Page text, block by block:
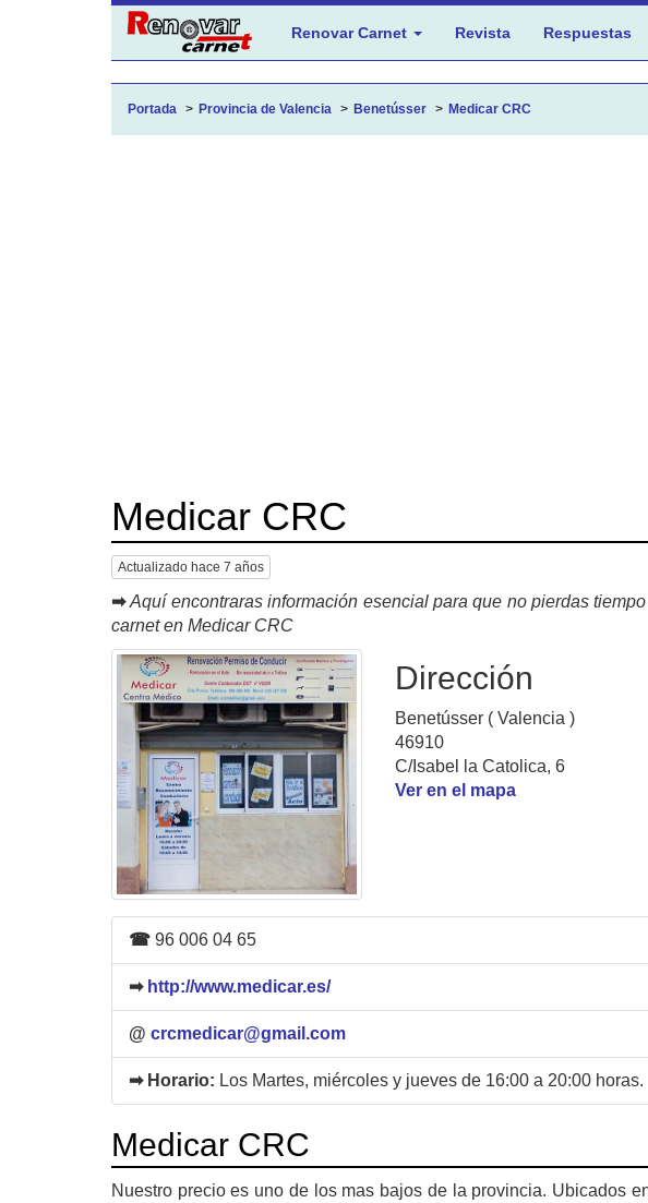
Renovar Carnet Revista Respuestas
Portada Provincia de Valencia Benetússer Medicar CRC
Medicar CRC
Actualizado hace 7 años
➡ Aquí encontraras información esencial para que no pierdas
carnet en Medicar CRC
Dirección
Benetússer ( Valencia )
46910
C/Isabel la Catolica, 6
Ver en el mapa
☎ 96 006 04 65
➡ http://www.medicar.es/
@ crcmedicar@gmail.com
➡ Horario: Los Martes, miércoles y jueves de 16:00 a 20:00 horas.
Medicar CRC
Nuestro precio es uno de los mas bajos de la provincia. Ubicados